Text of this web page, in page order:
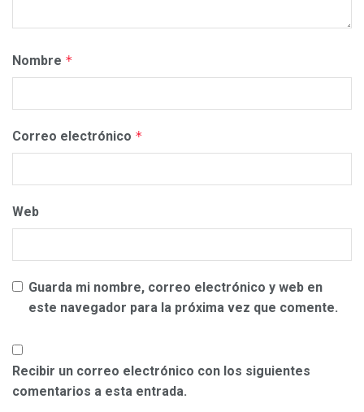
Nombre *
Correo electrónico *
Web
Guarda mi nombre, correo electrónico y web en
este navegador para la próxima vez que comente.
Recibir un correo electrónico con los siguientes
comentarios a esta entrada.